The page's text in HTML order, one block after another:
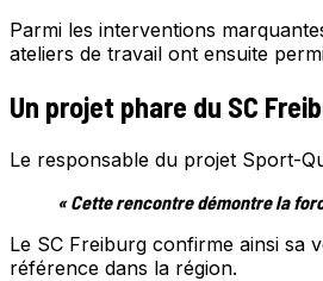
Parmi les interventions
ateliers de travail ont ensuite
Un projet phare du SC
Le responsable du projet Sport-
« Cette rencontre démontre la
Le SC Freiburg confirme ainsi sa
référence dans la région.